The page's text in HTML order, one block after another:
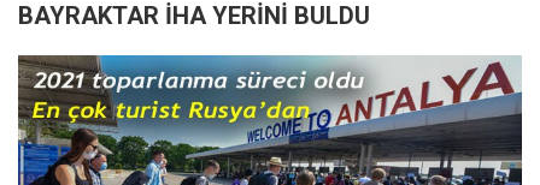
BAYRAKTAR İHA YERİNİ BULDU